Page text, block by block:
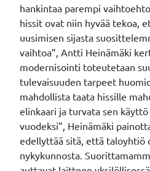
hankintaa parempi
hissit ovat niin hyvää tekoa,
uusimisen sijasta
vaihtoa”, Antti Heinämäki
modernisointi toteutetaan
tulevaisuuden tarpeet
mahdollista taata hissille
elinkaari ja turvata sen
vuodeksi”, Heinämäki
edellyttää sitä, että taloyhtiö
nykykunnosta.